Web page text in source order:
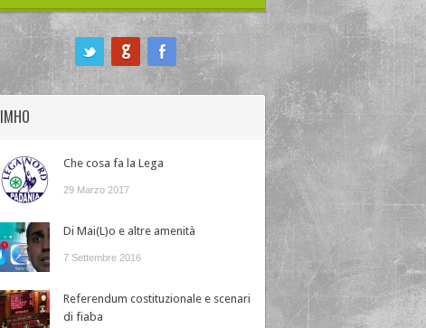
IMHO
Che cosa fa la Lega
29 Marzo 2017
Di Mai(L)o e altre amenità
7 Settembre 2016
Referendum costituzionale e scenari
di fiaba